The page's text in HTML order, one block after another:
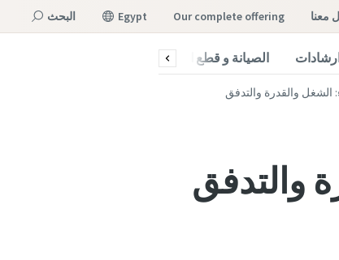
معنا our complete offering
Egypt البحث
الصيانة و قطع الغيار
والقدرة والتدفق
والتدفق